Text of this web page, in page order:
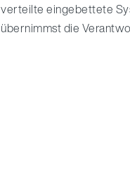
verteilte eingebettete
übernimmst die